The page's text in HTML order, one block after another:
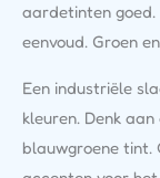
aardetinten
eenvoud. Groen
Een industriële
kleuren. Denk
blauwgroene tint.